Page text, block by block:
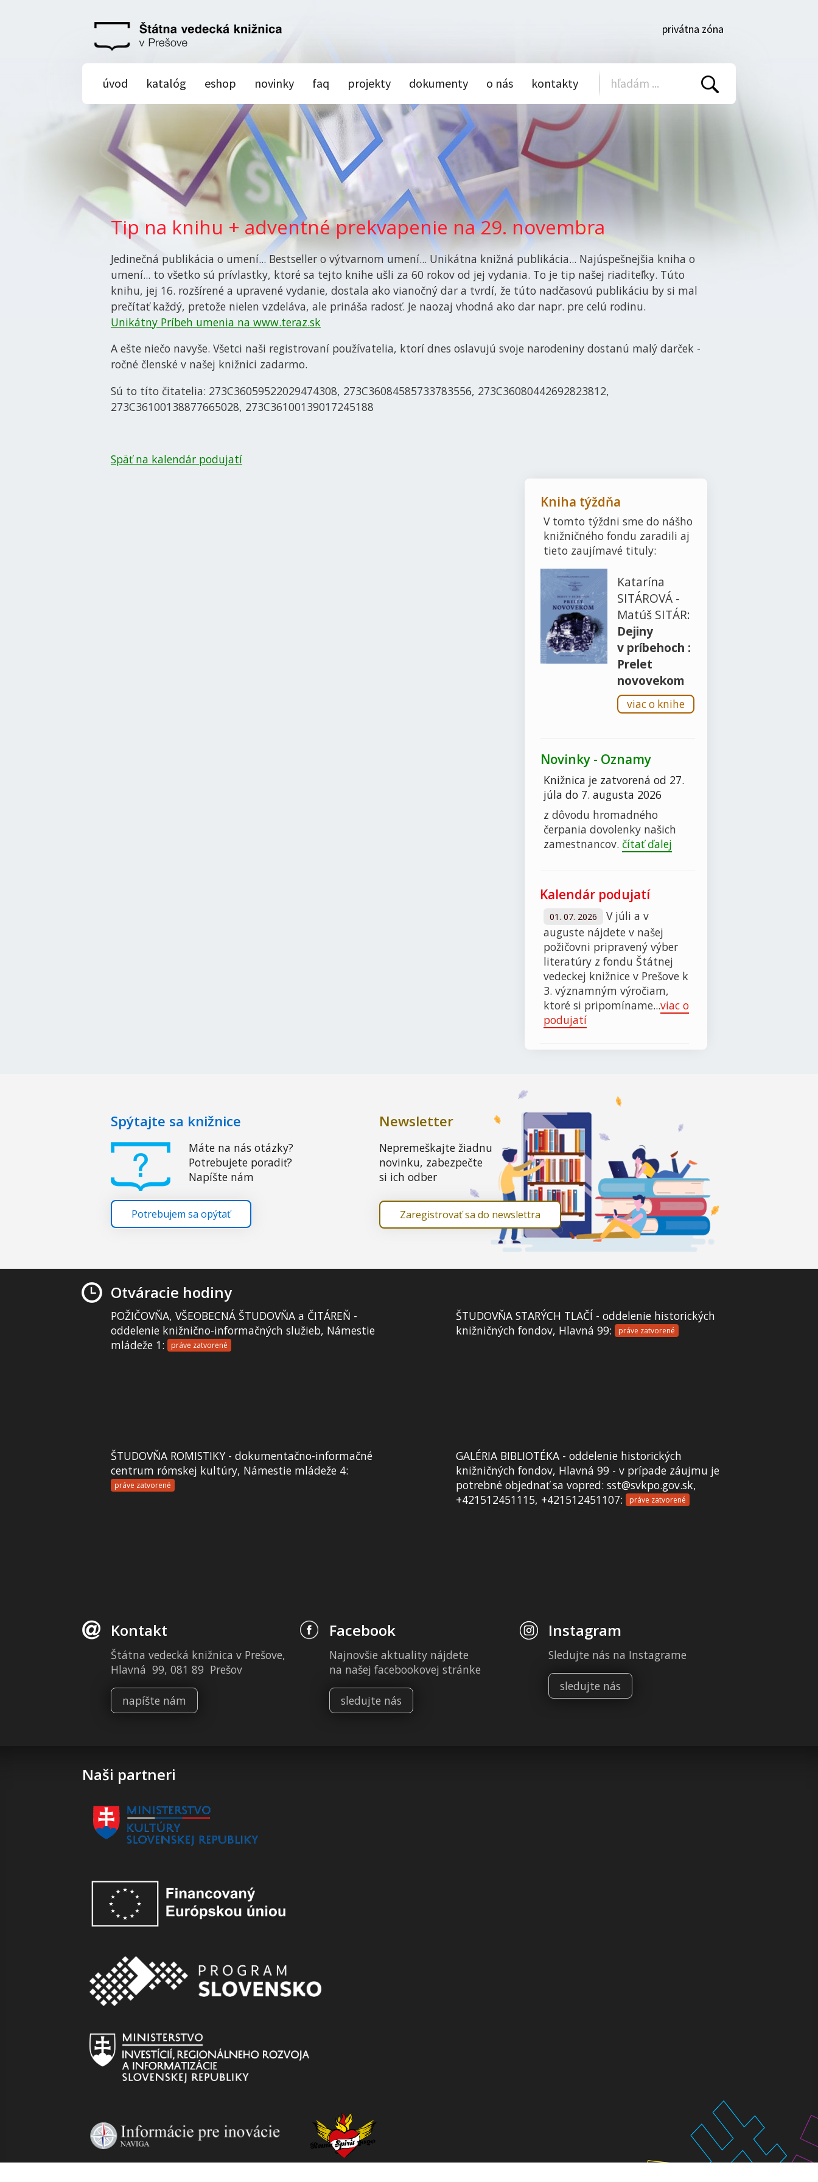
privátna zóna
úvod katalóg eshop novinky faq projekty dokumenty o nás kontakty
Tip na knihu + adventné prekvapenie na 29. novembra
Jedinečná publikácia o umení... Bestseller o výtvarnom umení... Unikátna knižná publikácia... Najúspešnejšia kniha o
umení... to všetko sú prívlastky, ktoré sa tejto knihe ušli za 60 rokov od jej vydania. To je tip našej riaditeľky. Túto
knihu, jej 16. rozšírené a upravené vydanie, dostala ako vianočný dar a tvrdí, že túto nadčasovú publikáciu by si mal
prečítať každý, pretože nielen vzdeláva, ale prináša radosť. Je naozaj vhodná ako dar napr. pre celú rodinu.
Unikátny Príbeh umenia na www.teraz.sk
A ešte niečo navyše. Všetci naši registrovaní používatelia, ktorí dnes oslavujú svoje narodeniny dostanú malý darček -
ročné členské v našej knižnici zadarmo.
Sú to títo čitatelia: 273C36059522029474308, 273C36084585733783556, 273C36080442692823812,
273C36100138877665028, 273C36100139017245188
Späť na kalendár podujatí
Kniha týždňa
V tomto týždni sme do nášho
knižničného fondu zaradili aj
tieto zaujímavé tituly:
Katarína
SITÁROVÁ -
Matúš SITÁR:
Dejiny
v príbehoch :
Prelet
novovekom
viac o knihe
Novinky - Oznamy
Knižnica je zatvorená od 27.
júla do 7. augusta 2026
z dôvodu hromadného
čerpania dovolenky našich
zamestnancov. čítať ďalej
Kalendár podujatí
01. 07. 2026
V júli a v
auguste nájdete v našej
požičovni pripravený výber
literatúry z fondu Štátnej
vedeckej knižnice v Prešove k
3. významným výročiam,
ktoré si pripomíname...viac o
podujatí
Spýtajte sa knižnice
Máte na nás otázky?
Potrebujete poradiť?
Napíšte nám
Potrebujem sa opýtať
Newsletter
Nepremeškajte žiadnu
novinku, zabezpečte
si ich odber
Zaregistrovať sa do newslettra
Otváracie hodiny
POŽIČOVŇA, VŠEOBECNÁ ŠTUDOVŇA a ČITÁREŇ -
oddelenie knižnično-informačných služieb, Námestie
mládeže 1:
práve zatvorené
ŠTUDOVŇA STARÝCH TLAČÍ - oddelenie historických
knižničných fondov, Hlavná 99:
práve zatvorené
ŠTUDOVŇA ROMISTIKY - dokumentačno-informačné
centrum rómskej kultúry, Námestie mládeže 4:
práve zatvorené
GALÉRIA BIBLIOTÉKA - oddelenie historických
knižničných fondov, Hlavná 99 - v prípade záujmu je
potrebné objednať sa vopred: sst@svkpo.gov.sk,
+421512451115, +421512451107:
práve zatvorené
Kontakt
Štátna vedecká knižnica v Prešove,
Hlavná 99, 081 89 Prešov
napíšte nám
Facebook
Najnovšie aktuality nájdete
na našej facebookovej stránke
sledujte nás
Instagram
Sledujte nás na Instagrame
sledujte nás
Naši partneri